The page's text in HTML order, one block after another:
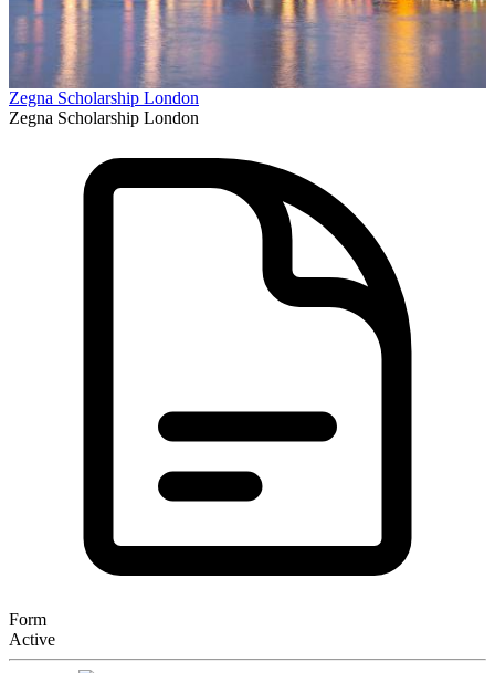
Zegna Scholarship London
Zegna Scholarship London
Form
Active